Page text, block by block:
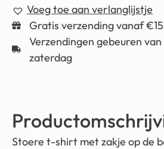
Voeg toe aan verlanglijstje
Gratis verzending vanaf
Verzendingen gebeuren
zaterdag
Stoere t-shirt met zakje op de